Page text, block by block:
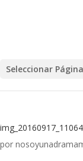
Seleccionar Página
por